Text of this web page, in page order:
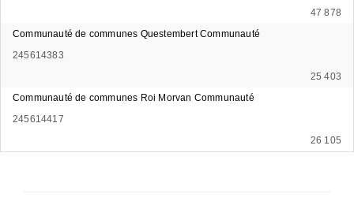
47 878
Communauté de communes Questembert Communauté
245614383
25 403
Communauté de communes Roi Morvan Communauté
245614417
26 105